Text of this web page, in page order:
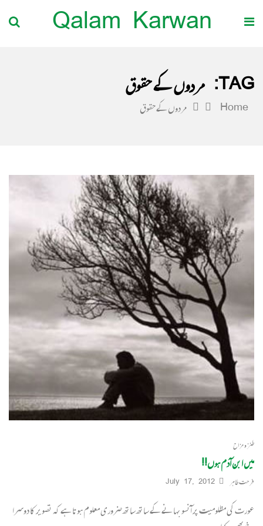
Qalam Karwan
TAG: مردوں کے حقوق
Home مردوں کے حقوق
طنز و مزاح
میں ابن آدم ہوں!!
فرحت طاہر July 17, 2012
عورت کی مظلومیت پر آنسو بہانے کے ساتھ ساتھ ضروری معلوم ہوتا ہے کہ تصویر کا دوسرا